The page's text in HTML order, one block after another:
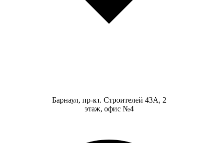
Барнаул, пр-кт. Строителей 43А, 2
этаж, офис №4